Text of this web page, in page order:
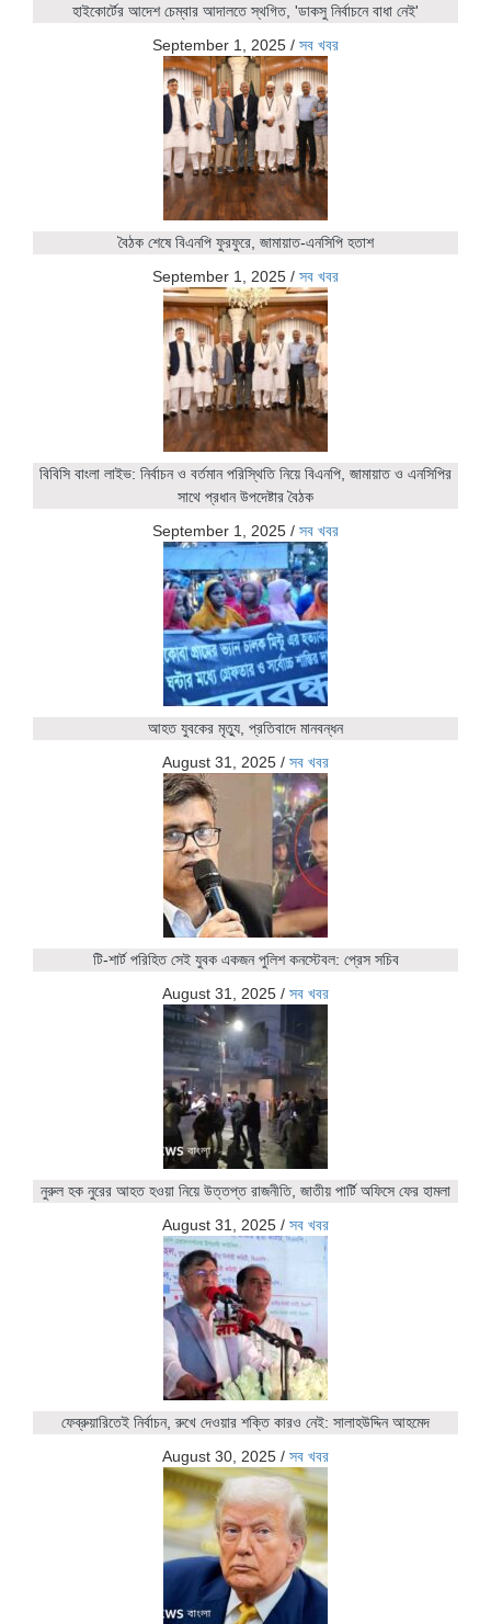
হাইকোর্টের আদেশ চেম্বার আদালতে স্থগিত, 'ডাকসু নির্বাচনে বাধা নেই'
September 1, 2025 / সব খবর
বৈঠক শেষে বিএনপি ফুরফুরে, জামায়াত-এনসিপি হতাশ
September 1, 2025 / সব খবর
বিবিসি বাংলা লাইভ: নির্বাচন ও বর্তমান পরিস্থিতি নিয়ে বিএনপি, জামায়াত ও এনসিপির
সাথে প্রধান উপদেষ্টার বৈঠক
September 1, 2025 / সব খবর
আহত যুবকের মৃত্যু, প্রতিবাদে মানবন্ধন
August 31, 2025 / সব খবর
টি-শার্ট পরিহিত সেই যুবক একজন পুলিশ কনস্টেবল: প্রেস সচিব
August 31, 2025 / সব খবর
নুরুল হক নুরের আহত হওয়া নিয়ে উত্তপ্ত রাজনীতি, জাতীয় পার্টি অফিসে ফের হামলা
August 31, 2025 / সব খবর
ফেব্রুয়ারিতেই নির্বাচন, রুখে দেওয়ার শক্তি কারও নেই: সালাহউদ্দিন আহমেদ
August 30, 2025 / সব খবর